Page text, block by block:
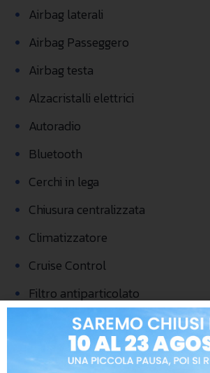
• Airbag laterali
• Airbag Passeggero
• Airbag testa
• Alzacristalli elettrici
• Autoradio
• Bluetooth
• Cerchi in lega
• Chiusura centralizzata
• Climatizzatore
• Cruise Control
• Filtro antiparticolato
Immobilizzatore elettronico
Park Distance Control